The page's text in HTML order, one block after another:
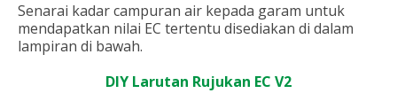
Senarai kadar campuran air kepada garam untuk
mendapatkan nilai EC tertentu disediakan di dalam
lampiran di bawah.
DIY Larutan Rujukan EC V2